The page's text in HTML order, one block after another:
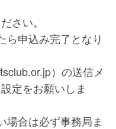
さい。
ら申込み完了となり
）の送信メ
定をお願いしま
場合は必ず事務局ま